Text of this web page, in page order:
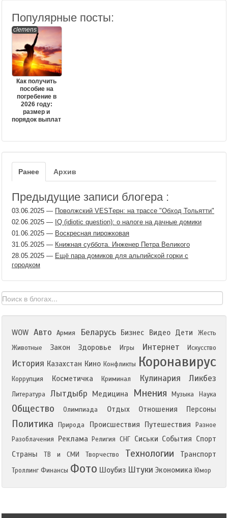
Популярные посты:
clemens
Как получить
пособие на
погребение в
2026 году:
размер и
порядок выплат
Ранее Архив
Предыдущие записи блогера :
03.06.2025 — Поволжский VESTерн: на трассе "Обход Тольятти"
02.06.2025 — IQ (idiotic question): о налоге на дачные домики
01.06.2025 — Воскресная пирожковая
31.05.2025 — Книжная суббота. Инженер Петра Великого
28.05.2025 — Ещё пара домиков для альпийской горки с
городком
WOW Авто Армия Беларусь Бизнес Видео Дети
Жесть
Животные
Закон Здоровье Игры Интернет Искусство
История Казахстан Кино Конфликты Коронавирус
Коррупция Косметичка Криминал Кулинария Ликбез
Литература Лытдыбр Медицина Мнения Музыка Наука
Общество Олимпиада Отдых Отношения Персоны
Политика Природа Происшествия Путешествия
Разное
Разоблачения
Реклама Религия СНГ Сиськи События Спорт
Страны
ТВ и СМИ Творчество Технологии Транспорт
Троллинг Финансы Фото Шоубиз Штуки Экономика Юмор